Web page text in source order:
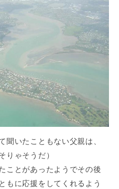
聞いたこともない父親は、
りゃそうだ）
ことがあったようでその後
もに応援をしてくれるよう